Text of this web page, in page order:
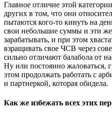
Главное отличие этой
других в том, что они
пытаются кого-то кинуть на
свои небольшие суммы и эти
зарабатывать, и при этом
взращивать свое ЧСВ через
сильно отличают балабола от
Ну или постоянно жаловаться,
этом продолжать работать с
и партнеркой, которая обидела.
Как же избежать всех этих